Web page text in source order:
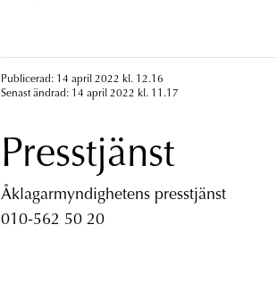
Publicerad: 14 april 2022 kl. 12.16
Senast ändrad: 14 april 2022 kl. 11.17
Presstjänst
Åklagarmyndighetens presstjänst
010-562 50 20